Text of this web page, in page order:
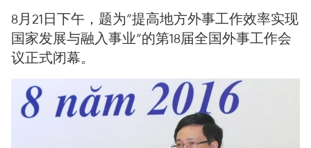
8月21日下午，题为“提高地方外事工作效率实现
国家发展与融入事业”的第18届全国外事工作会
议正式闭幕。